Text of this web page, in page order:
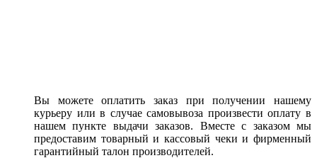
Вы можете оплатить заказ при получении нашему
курьеру или в случае самовывоза произвести оплату в
нашем пункте выдачи заказов. Вместе с заказом мы
предоставим товарный и кассовый чеки и фирменный
гарантийный талон производителей.